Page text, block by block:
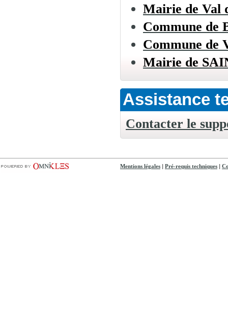
Mairie de Val
Commune de
Commune de
Mairie de
Assistance
Contacter le
Mentions légales Pré-requis techniques